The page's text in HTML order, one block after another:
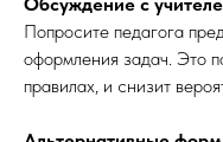
Попросите педагога
оформления задач. Это
правилах, и снизит